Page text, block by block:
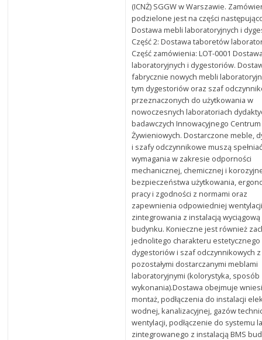
(ICNŻ) SGGW w Warszawie.
podzielone jest na części
Dostawa mebli laboratoryjnych i
Część 2: Dostawa taboretów
Część zamówienia: LOT-0001
laboratoryjnych i dygestoriów.
fabrycznie nowych mebli
tym dygestoriów oraz szaf
przeznaczonych do użytkowania w
nowoczesnych laboratoriach
badawczych Innowacyjnego
Żywieniowych. Dostarczone meble,
i szafy odczynnikowe muszą
wymagania w zakresie odporności
mechanicznej, chemicznej i
bezpieczeństwa użytkowania,
pracy i zgodności z normami oraz
zapewnienia odpowiedniej
zintegrowania z instalacją wyciągową
budynku. Konieczne jest również
jednolitego charakteru estetycznego
dygestoriów i szaf odczynnikowych z
pozostałymi dostarczanymi meblami
laboratoryjnymi (kolorystyka, sposób
wykonania).Dostawa obejmuje
montaż, podłączenia do instalacji
wodnej, kanalizacyjnej, gazów
wentylacji, podłączenie do systemu
zintegrowanego z instalacją BMS